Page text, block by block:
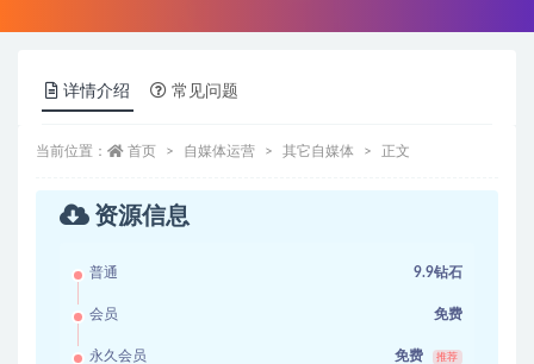
详情介绍 常见问题
当前位置： 首页 自媒体运营 其它自媒体 正文
资源信息
普通 9.9钻石
会员 免费
永久会员 免费 推荐